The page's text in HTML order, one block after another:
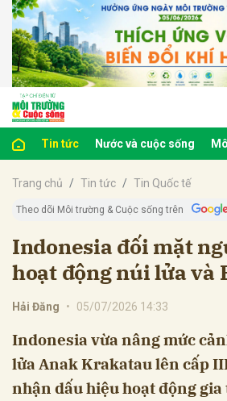
Tin tức Nước và cuộc sống
Trang chủ Tin tức Tin Quốc tế
Theo dõi Môi trường & Cuộc sống trên
Indonesia đối mặt
hoạt động núi lửa và
Hải Đăng • 05/07/2026 14:33
Indonesia vừa nâng mức
lửa Anak Krakatau lên cấp
nhận dấu hiệu hoạt động
luận